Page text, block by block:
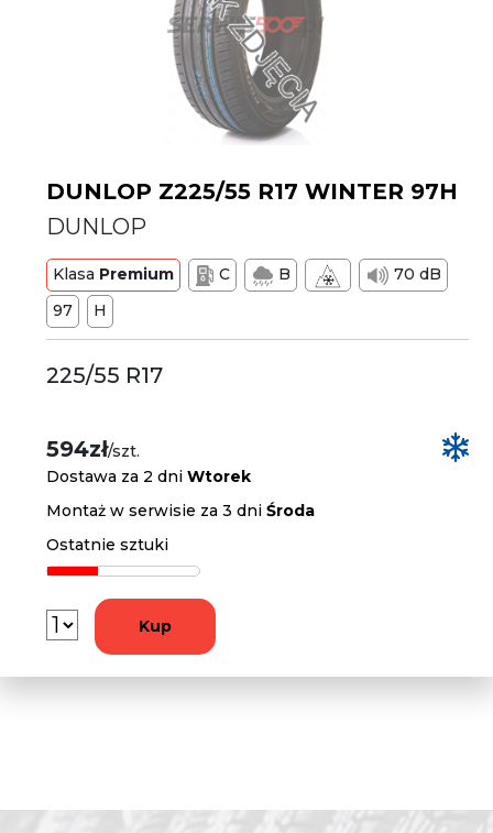
DUNLOP Z225/55 R17 WINTER 97H
DUNLOP
Klasa Premium C B
70 dB
97
H
225/55 R17
594zł/szt.
Dostawa za 2 dniWtorek
Montaż w serwisie za 3 dniŚroda
Ostatnie sztuki
Kup